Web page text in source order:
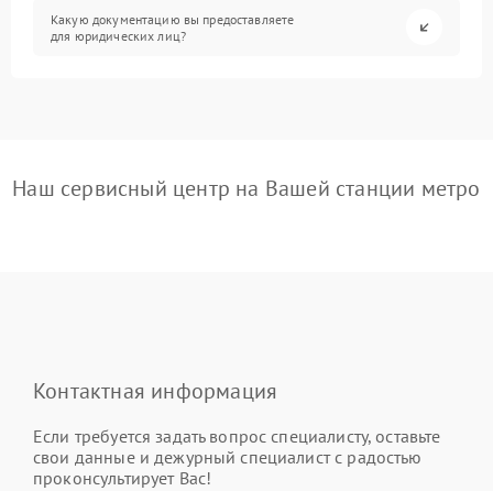
Какую документацию вы предоставляете
для юридических лиц?
Наш сервисный центр на Вашей станции метро
Контактная информация
Если требуется задать вопрос специалисту, оставьте
свои данные и дежурный специалист с радостью
проконсультирует Вас!